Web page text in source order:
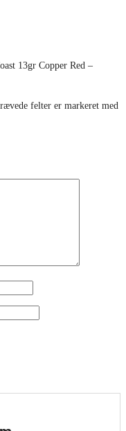
13gr Copper Red –
felter er markeret med